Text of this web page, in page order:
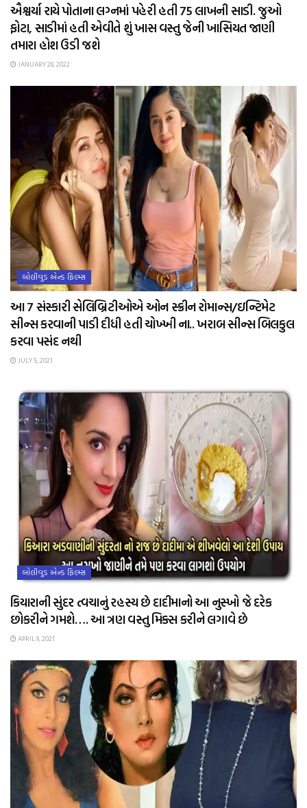
ઐશ્વર્યા રાયે પોતાના લગ્નમાં પહેરી હતી 75 લાખની સાડી. જુઓ
ફોટા, સાડીમાં હતી એવીતે શું ખાસ વસ્તુ જેની ખાસિયત જાણી
તમારા હોશ ઉડી જશે
JANUARY 28, 2022
બોલીવુડ એન્ડ ફિલ્મ્સ
આ 7 સંસ્કારી સેલિબ્રિટીઓએ ઓન સ્ક્રીન રોમાન્સ/ઇન્ટિમેટ
સીન્સ કરવાની પાડી દીધી હતી ચોખ્ખી ના.. ખરાબ સીન્સ બિલકુલ
કરવા પસંદ નથી
JULY 5, 2021
બોલીવુડ એન્ડ ફિલ્મ્સ
કિયારાની સુંદર ત્વચાનું રહસ્ય છે દાદીમાનો આ નુસ્ખો જે દરેક
છોકરીને ગમશે…. આ ત્રણ વસ્તુ મિક્સ કરીને લગાવે છે
APRIL 9, 2021